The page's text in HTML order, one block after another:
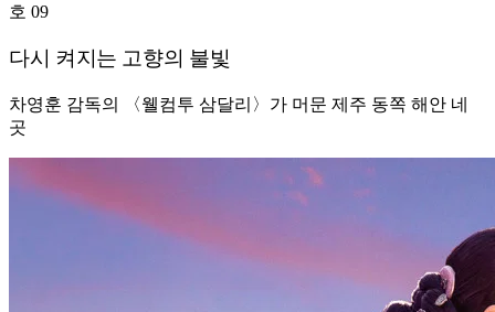
호 09
다시 켜지는 고향의 불빛
차영훈 감독의 〈웰컴투 삼달리〉가 머문 제주 동쪽 해안 네
곳